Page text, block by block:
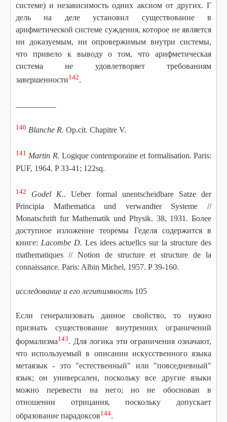
системе) и независимость одних аксиом от других. Г
дель на деле установил существование в
арифметической системе суждения, которое не является
ни доказуемым, ни опровержимым внутри системы,
что привело к выводу о том, что арифметическая
система не удовлетворяет требованиям
завершенности142.
140 Blanche R. Op.cit. Chapitre V.
141 Martin R. Logique contemporaine et formalisation. Paris:
PUF, 1964. P 33-41; 122sq.
142 Godel К.. Ueber formal unentscheidbare Satze der
Principia Mathematica und verwandter Systeme //
Monatschrift fur Mathematik und Physik. 38, 1931. Более
доступное изложение теоремы Геделя содержится в
книге: Lacombe D. Les idees actuellcs sur la structure des
mathematiques // Notion de structure et structure de la
connaissance. Paris: Albin Michel, 1957. P 39-160.
исследование и его легитимность 105
Если генерализовать данное свойство, то нужно
признать существование внутренних ограничений
формализма143. Для логика эти ограничения означают,
что используемый в описании искусственного языка
метаязык - это "естественный" или "повседневный"
язык; он универсален, поскольку все другие языки
можно перевести на него; но не обоснован в
отношении отрицания, поскольку допускает
образование парадоксов144.